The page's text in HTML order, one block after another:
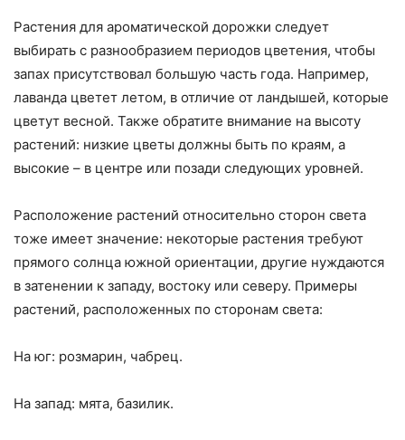
Растения для ароматической дорожки следует
выбирать с разнообразием периодов цветения, чтобы
запах присутствовал большую часть года. Например,
лаванда цветет летом, в отличие от ландышей, которые
цветут весной. Также обратите внимание на высоту
растений: низкие цветы должны быть по краям, а
высокие – в центре или позади следующих уровней.
Расположение растений относительно сторон света
тоже имеет значение: некоторые растения требуют
прямого солнца южной ориентации, другие нуждаются
в затенении к западу, востоку или северу. Примеры
растений, расположенных по сторонам света:
На юг: розмарин, чабрец.
На запад: мята, базилик.